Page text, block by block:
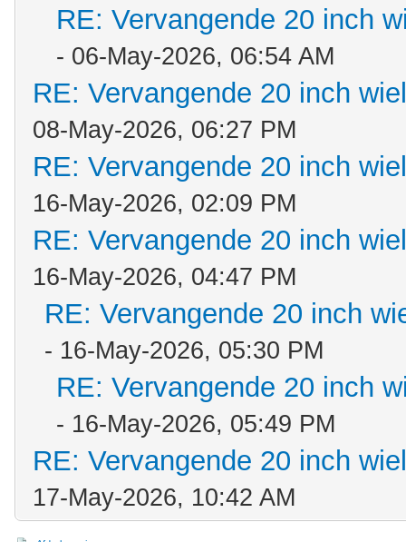
RE: Vervangende 20 inch
- 06-May-2026, 06:54 AM
RE: Vervangende 20 inch
08-May-2026, 06:27 PM
RE: Vervangende 20 inch
16-May-2026, 02:09 PM
RE: Vervangende 20 inch
16-May-2026, 04:47 PM
RE: Vervangende 20 inch
- 16-May-2026, 05:30 PM
RE: Vervangende 20 inch
- 16-May-2026, 05:49 PM
RE: Vervangende 20 inch
17-May-2026, 10:42 AM